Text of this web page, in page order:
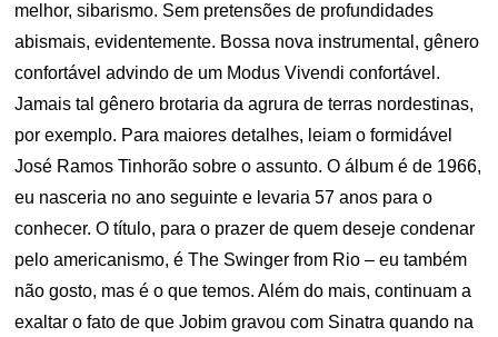
melhor, sibarismo. Sem pretensões de profundidades
abismais, evidentemente. Bossa nova instrumental, gênero
confortável advindo de um Modus Vivendi confortável.
Jamais tal gênero brotaria da agrura de terras nordestinas,
por exemplo. Para maiores detalhes, leiam o formidável
José Ramos Tinhorão sobre o assunto. O álbum é de 1966,
eu nasceria no ano seguinte e levaria 57 anos para o
conhecer. O título, para o prazer de quem deseje condenar
pelo americanismo, é The Swinger from Rio – eu também
não gosto, mas é o que temos. Além do mais, continuam a
exaltar o fato de que Jobim gravou com Sinatra quando na